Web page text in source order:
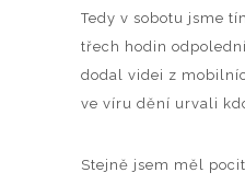
Tedy v sobotu jsme
třech hodin
dodal videi z
ve víru dění urvali
Stejně jsem měl